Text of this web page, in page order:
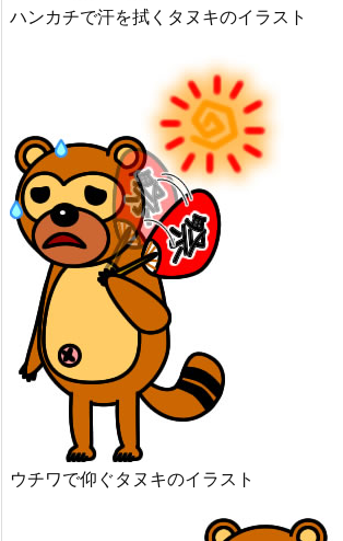
ハンカチで汗を拭くタヌキのイラスト
ウチワで仰ぐタヌキのイラスト